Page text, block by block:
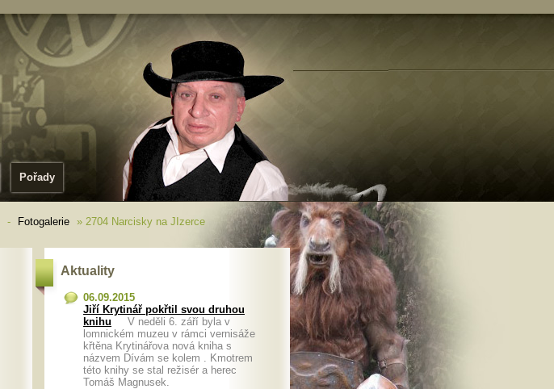
Pořady
- Fotogalerie » 2704 Narcisky na JIzerce
Aktuality
06.09.2015
Jiří Krytinář pokřtil svou druhou
knihu V neděli 6. září byla v
lomnickém muzeu v rámci vernisáže
křtěna Krytinářova nová kniha s
názvem Dívám se kolem . Kmotrem
této knihy se stal režisér a herec
Tomáš Magnusek.